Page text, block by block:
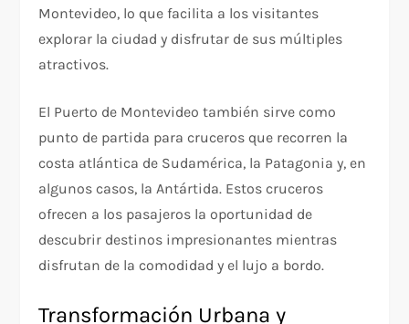
Montevideo, lo que facilita a los visitantes
explorar la ciudad y disfrutar de sus múltiples
atractivos.
El Puerto de Montevideo también sirve como
punto de partida para cruceros que recorren la
costa atlántica de Sudamérica, la Patagonia y, en
algunos casos, la Antártida. Estos cruceros
ofrecen a los pasajeros la oportunidad de
descubrir destinos impresionantes mientras
disfrutan de la comodidad y el lujo a bordo.
Transformación Urbana y